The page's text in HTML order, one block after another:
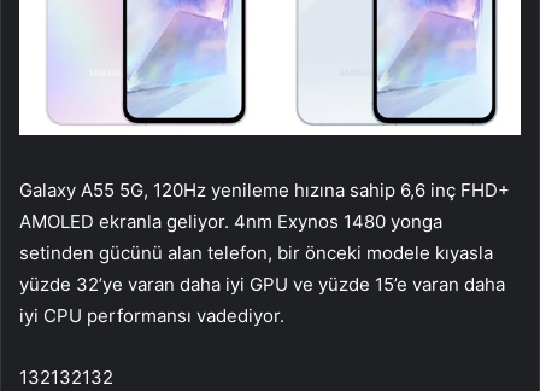
Galaxy A55 5G, 120Hz yenileme hızına sahip 6,6 inç FHD+
AMOLED ekranla geliyor. 4nm Exynos 1480 yonga
setinden gücünü alan telefon, bir önceki modele kıyasla
yüzde 32’ye varan daha iyi GPU ve yüzde 15’e varan daha
iyi CPU performansı vadediyor.
132132132